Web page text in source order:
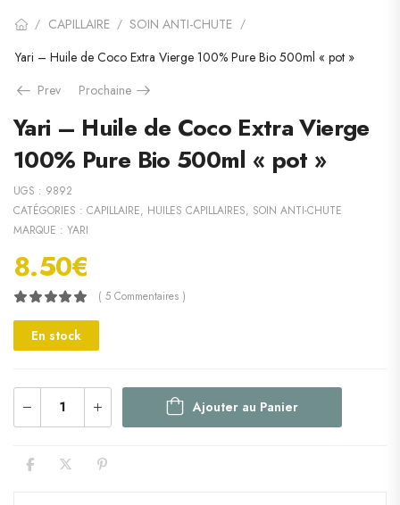
/ CAPILLAIRE / SOIN ANTI-CHUTE /
Yari – Huile de Coco Extra Vierge 100% Pure Bio 500ml « pot »
Prev
Prochaine
Yari – Huile de Coco Extra Vierge
100% Pure Bio 500ml « pot »
UGS : 9892
CATÉGORIES : CAPILLAIRE, HUILES CAPILLAIRES, SOIN ANTI-CHUTE
MARQUE : YARI
8.50€
( 5 Commentaires )
En stock
Ajouter au Panier